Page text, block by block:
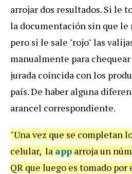
arrojar dos resultados. Si le
la documentación sin que
pero si le sale "rojo" las
manualmente para
jurada coincida con los
país. De haber alguna
arancel correspondiente.
"Una vez que se completan
celular, la app arroja un
QR que luego es tomado por